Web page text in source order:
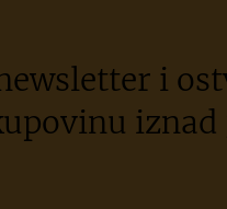
i
iznad